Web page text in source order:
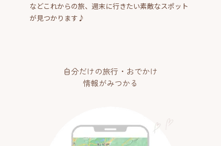
などこれからの旅、週末に行きたい素敵なスポット
が見つかります♪
自分だけの旅行・おでかけ
情報がみつかる